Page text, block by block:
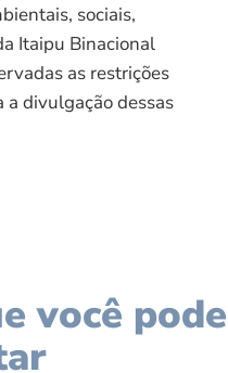
sociais,
Itaipu Binacional
as restrições
a divulgação dessas
você pode